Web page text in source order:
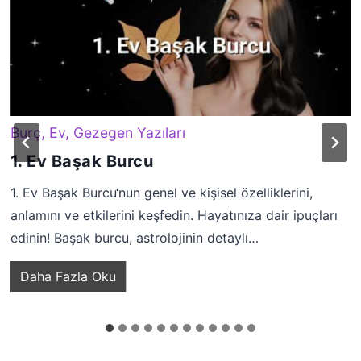
Burç, Ev, Gezegen Yazıları
1. Ev Başak Burcu
1. Ev Başak Burcu‘nun genel ve kişisel özelliklerini,
anlamını ve etkilerini keşfedin. Hayatınıza dair ipuçları
edinin! Başak burcu, astrolojinin detaylı…
Daha Fazla Oku1
E